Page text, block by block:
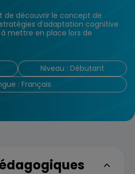
découvrir le concept de
d’adaptation cognitive
mettre en place lors de
Niveau : Débutant
: Français